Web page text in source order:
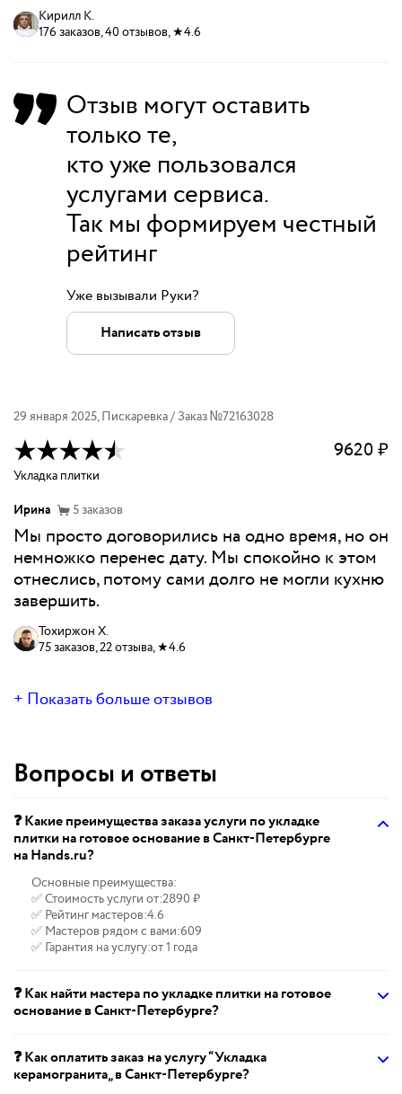
Кирилл К.
176 заказов, 40 отзывов, ★4.6
Отзыв могут оставить
только те,
кто уже пользовался
услугами сервиса.
Так мы формируем честный
рейтинг
Уже вызывали Руки?
Написать отзыв
29 января 2025,Пискаревка/ Заказ №72163028
9620₽
Укладка плитки
Ирина
5заказов
Мы просто договорились на одно время, но он
немножко перенес дату. Мы спокойно к этом
отнеслись, потому сами долго не могли кухню
завершить.
Тохиржон Х.
75 заказов, 22 отзыва, ★4.6
+ Показать больше отзывов
Вопросы и ответы
❓ Какие преимущества заказа услуги по укладке
плитки на готовое основание в Санкт-Петербурге
на Hands.ru?
Основные преимущества:
✅ Стоимость услуги от:2890 ₽
✅ Рейтинг мастеров:4.6
✅ Мастеров рядом с вами:609
✅ Гарантия на услугу:от 1 года
❓ Как найти мастера по укладке плитки на готовое
основание в Санкт-Петербурге?
❓ Как оплатить заказ на услугу “Укладка
керамогранита„ в Санкт-Петербурге?